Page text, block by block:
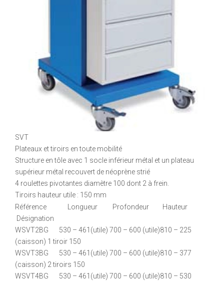
SVT
Plateaux et tiroirs en toute mobilité
Structure en tôle avec 1 socle inférieur métal et un plateau
supérieur métal recouvert de néoprène strié
4 roulettes pivotantes diamètre 100 dont 2 à frein.
Tiroirs hauteur utile : 150 mm
Référence Longueur Profondeur Hauteur
Désignation
WSVT2BG 530 – 461(utile) 700 – 600 (utile)810 – 225
(caisson) 1 tiroir 150
WSVT3BG 530 – 461(utile) 700 – 600 (utile)810 – 377
(caisson) 2 tiroirs 150
WSVT4BG 530 – 461(utile) 700 – 600 (utile)810 – 530